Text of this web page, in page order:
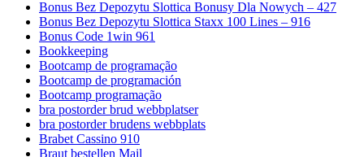
Bonus Bez Depozytu Slottica Bonusy Dla Nowych – 427
Bonus Bez Depozytu Slottica Staxx 100 Lines – 916
Bonus Code 1win 961
Bookkeeping
Bootcamp de programação
Bootcamp de programación
Bootcamp programação
bra postorder brud webbplatser
bra postorder brudens webbplats
Brabet Cassino 910
Braut bestellen Mail